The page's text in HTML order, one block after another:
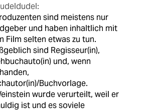
sind meistens nur
und haben inhaltlich mit
Film selten etwas zu tun.
sind Regisseur(in),
und, wenn
Buchvorlage.
wurde verurteilt, weil er
ist und es soviele